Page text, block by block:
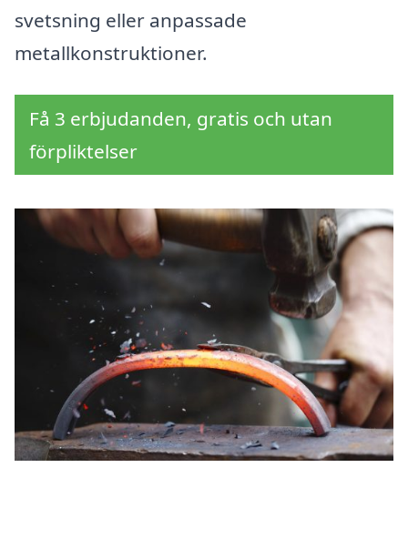
svetsning eller anpassade
metallkonstruktioner.
Få 3 erbjudanden, gratis och utan
förpliktelser